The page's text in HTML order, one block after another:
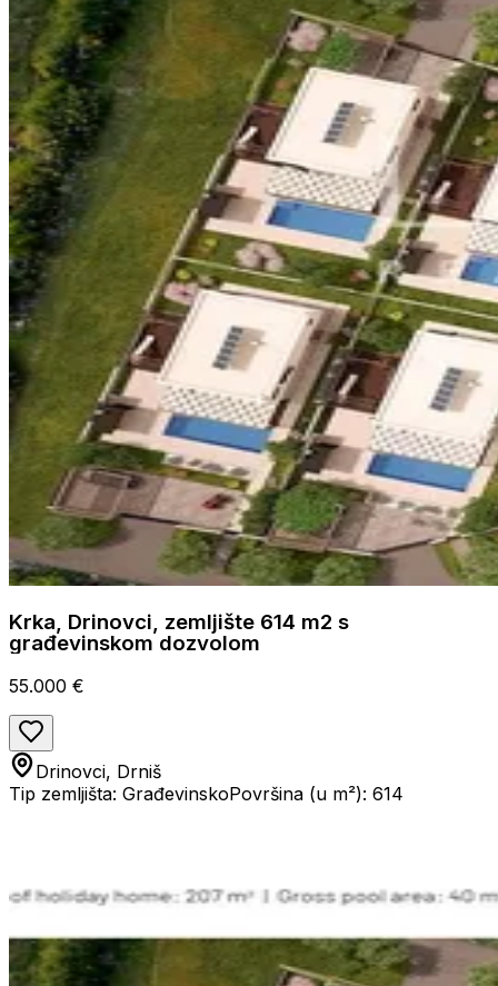
Krka, Drinovci, zemljište 614 m2 s
građevinskom dozvolom
55.000 €
Drinovci, Drniš
Tip zemljišta: GrađevinskoPovršina (u m²): 614